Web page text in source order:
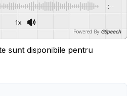
-:--
1x
Powered By GSpeech
sunt disponibile pentru